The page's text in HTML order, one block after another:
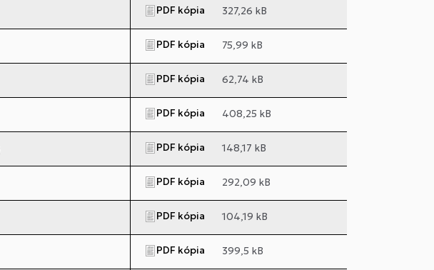
PDF kópia 327,26 kB
PDF kópia 75,99 kB
PDF kópia 62,74 kB
PDF kópia 408,25 kB
PDF kópia 148,17 kB
PDF kópia 292,09 kB
PDF kópia 104,19 kB
PDF kópia 399,5 kB